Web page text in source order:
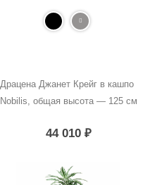
Драцена Джанет Крейг в кашпо
Nobilis, общая высота — 125 см
44 010 ₽